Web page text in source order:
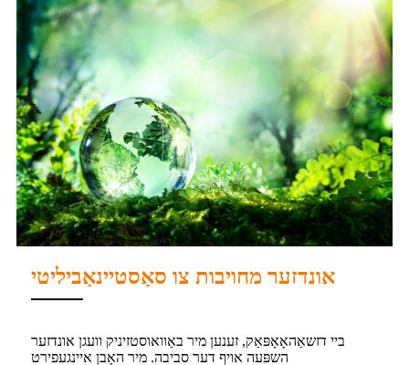
אונדזער מחויבות צו סאַסטיינאַביליטי
ביי דזשאַהאָאָפּאַק, זענען מיר באַוואוסטזיניק וועגן אונדזער
השפּעה אויף דער סביבה. מיר האָבן איינגעפירט